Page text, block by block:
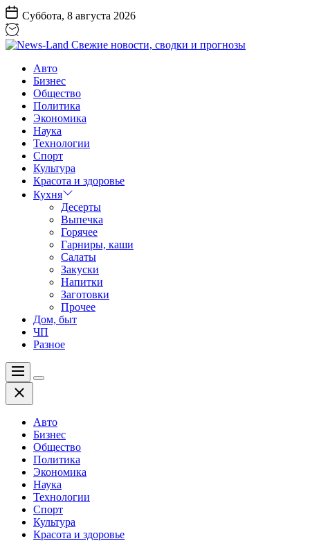
Перейти
к
содержанию
Суббота, 8 августа 2026
Land
Свежие
новости,
сводки
прогнозы
Авто
Бизнес
Общество
Политика
Экономика
Наука
Технологии
Спорт
Культура
Красота и здоровье
Кухня
Десерты
Выпечка
Горячее
Гарниры, каши
Салаты
Закуски
Напитки
Заготовки
Прочее
Дом, быт
ЧП
Разное
Меню
Цвет
Закрыть
Авто
Бизнес
Общество
Политика
Экономика
Наука
Технологии
Спорт
Культура
Красота и здоровье